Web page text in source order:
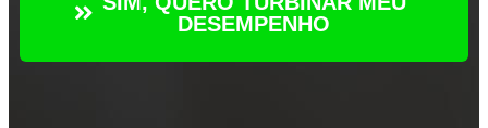
DESEMPENHO